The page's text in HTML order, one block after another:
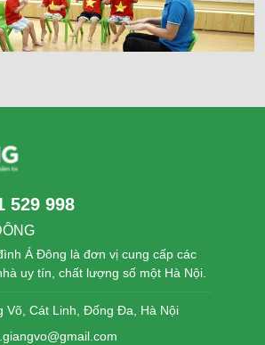
529 998
Á Đông là đơn vị cung cấp các
uy tín, chất lượng số một Hà Nội.
Võ, Cát Linh, Đống Đa, Hà Nội